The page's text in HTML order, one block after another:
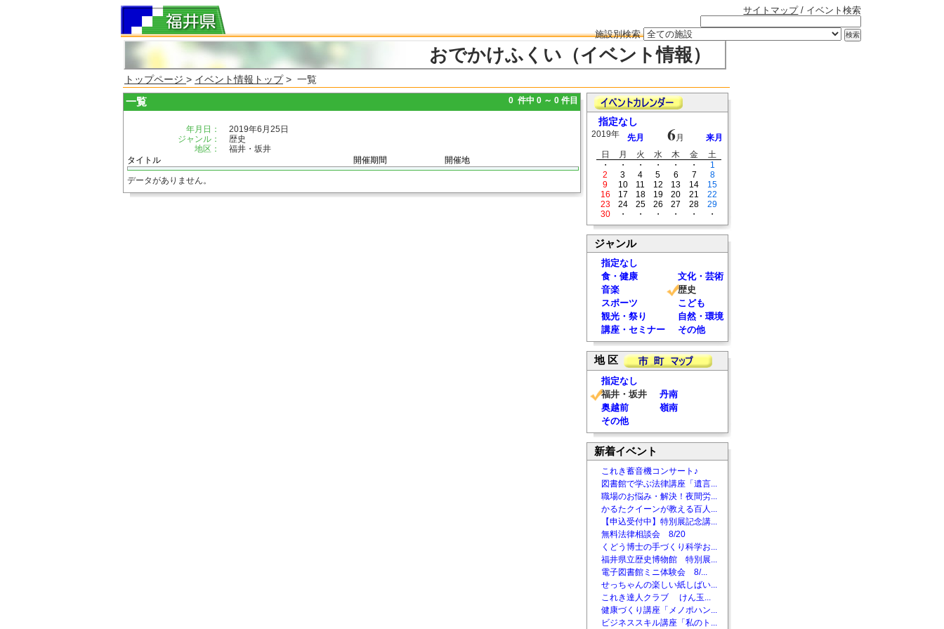
サイトマップ/ イベント検索
施設別検索
おでかけふくい（イベント情報）
トップページ > イベント情報トップ> 一覧
一覧 0 件中 0 ～ 0 件目
年月日：
2019年6月25日
ジャンル：
歴史
地区：
福井・坂井
タイトル
開催期間 開催地
データがありません。
指定なし
2019年 先月 6月
来月
日
月 火 水 木 金
土
・
・ ・ ・ ・ ・
1
2
3 4 5 6 7
8
9
10 11 12 13 14
15
16
17 18 19 20 21
22
23
24 25 26 27 28
29
30
・ ・ ・ ・ ・ ・
ジャンル
指定なし
食・健康
文化・芸術
音楽
歴史
スポーツ
こども
観光・祭り
自然・環境
講座・セミナー
その他
地 区
指定なし
福井・坂井
丹南
奥越前
嶺南
その他
新着イベント
これき蓄音機コンサート♪
図書館で学ぶ法律講座「遺言...
職場のお悩み・解決！夜間労...
かるたクイーンが教える百人...
【申込受付中】特別展記念講...
無料法律相談会 8/20
くどう博士の手づくり科学お...
福井県立歴史博物館 特別展...
電子図書館ミニ体験会 8/...
せっちゃんの楽しい紙しばい...
これき達人クラブ けん玉...
健康づくり講座「メノポハン...
ビジネススキル講座「私のト...